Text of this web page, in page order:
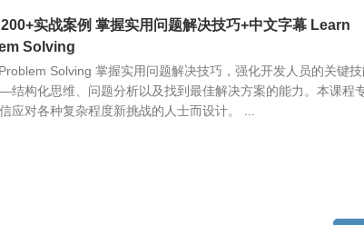
实战案例 掌握实用问题解决技巧+中文字幕 Learn
Solving
Solving 掌握实用问题解决技巧，强化开发人员的关键
构化思维、问题分析以及找到最佳解决方案的能力。本课程
应对各种复杂程度新挑战的人士而设计。 ...